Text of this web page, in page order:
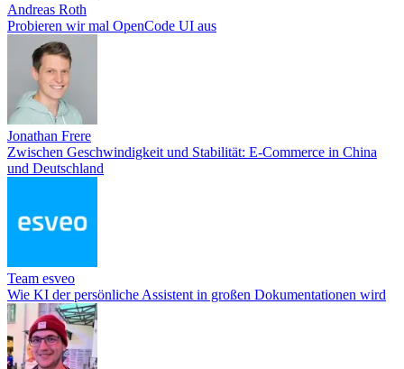
Andreas Roth
Probieren wir mal OpenCode UI aus
Jonathan Frere
Zwischen Geschwindigkeit und Stabilität: E-Commerce in China
und Deutschland
Team esveo
Wie KI der persönliche Assistent in großen Dokumentationen wird